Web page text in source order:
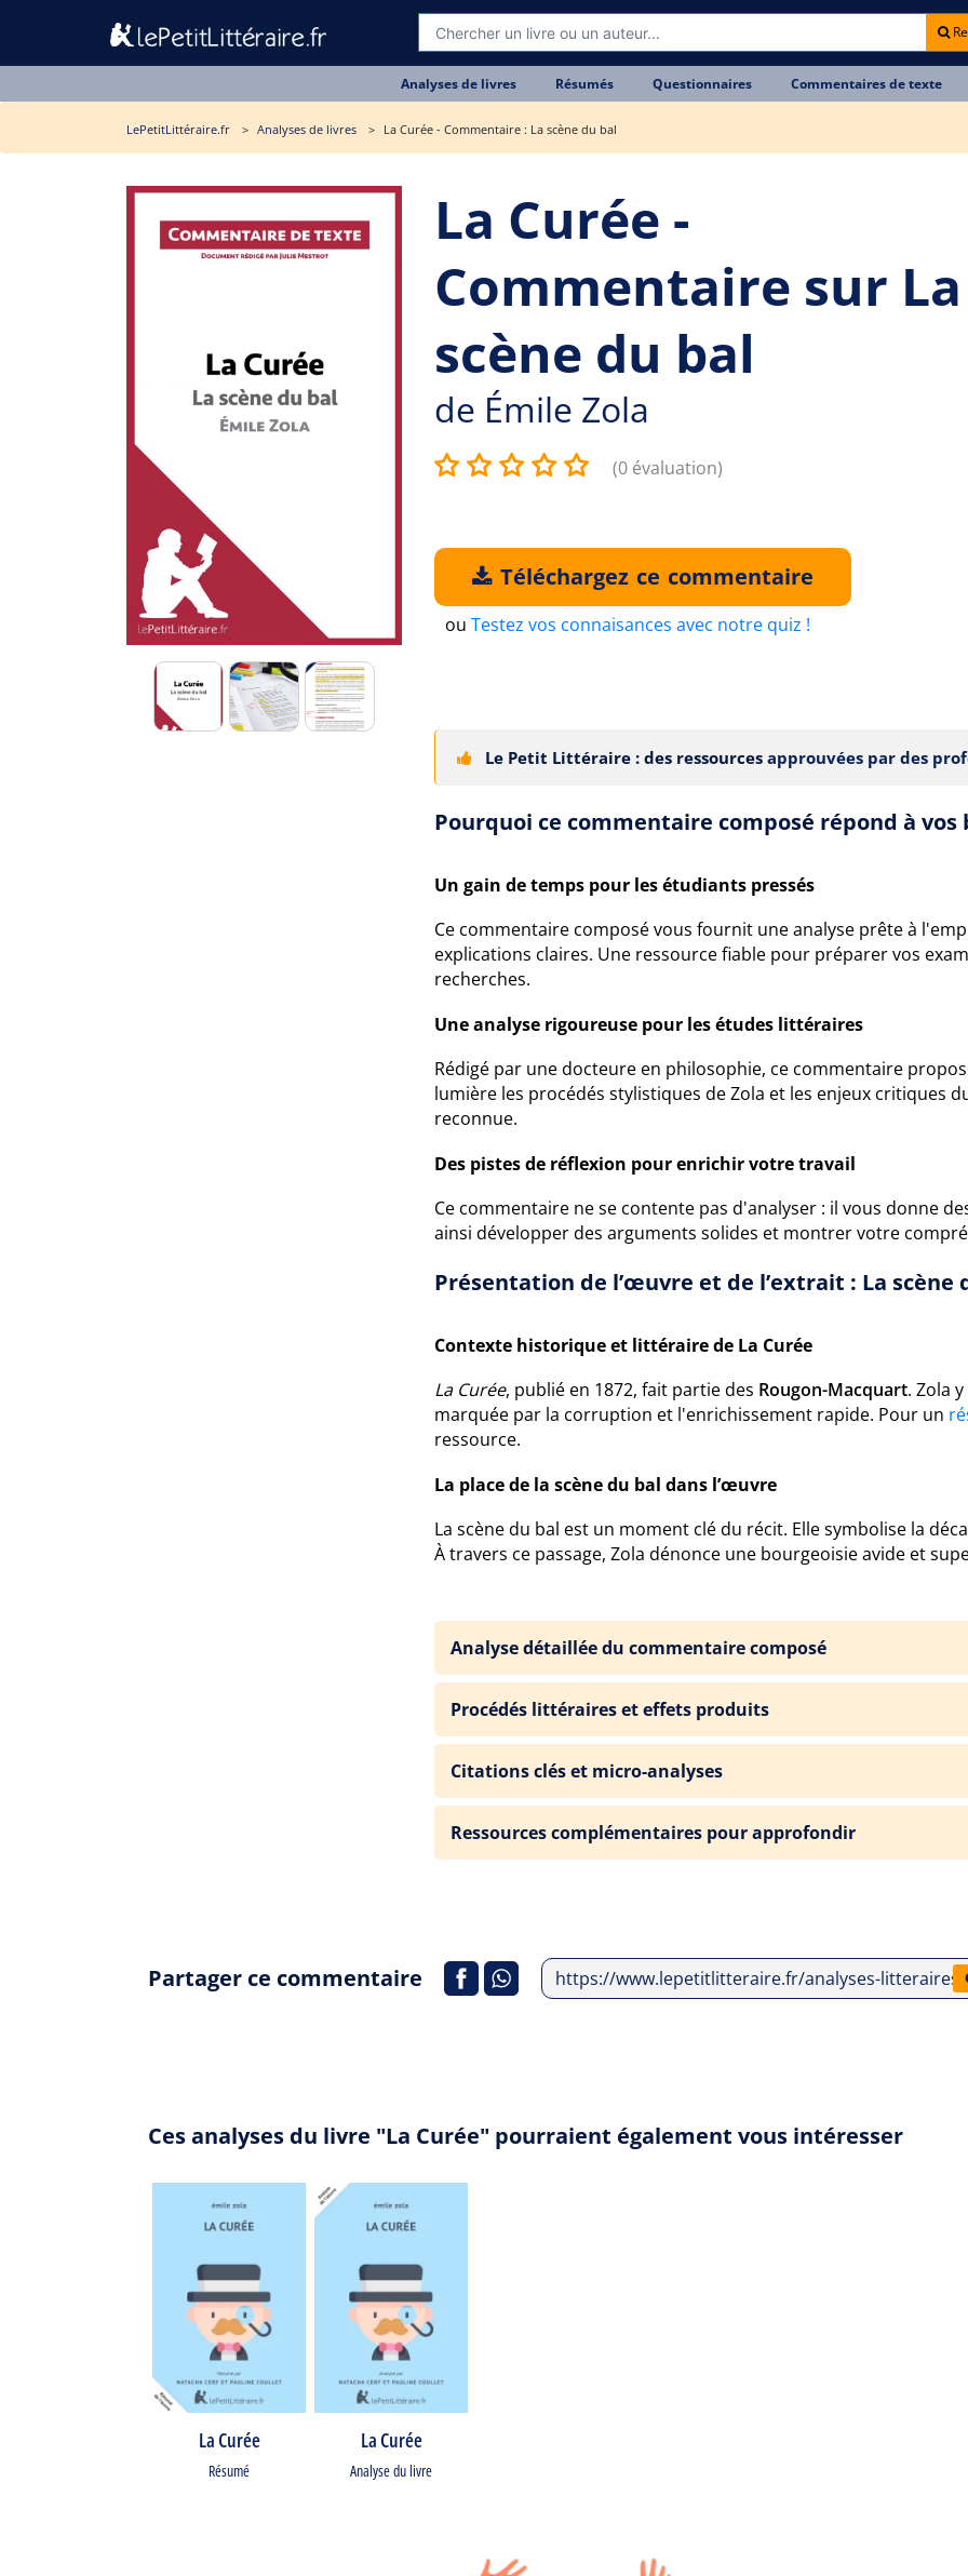
Analyses de livres Résumés Questionnaires Commentaires de texte
LePetitLittéraire.fr Analyses de livres La Curée - Commentaire : La scène du bal
La Curée -
Commentaire sur La
scène du bal
de Émile Zola
(0 évaluation)
Téléchargez ce commentaire
ou Testez vos connaisances avec notre quiz !
Le Petit Littéraire : des ressources approuvées par des
Pourquoi ce commentaire composé répond à vos
Un gain de temps pour les étudiants pressés
Ce commentaire composé vous fournit une analyse prête à
explications claires. Une ressource fiable pour préparer vos
recherches.
Une analyse rigoureuse pour les études littéraires
Rédigé par une docteure en philosophie, ce commentaire
lumière les procédés stylistiques de Zola et les enjeux critiques
reconnue.
Des pistes de réflexion pour enrichir votre travail
Ce commentaire ne se contente pas d'analyser : il vous donne
ainsi développer des arguments solides et montrer votre
Présentation de l’œuvre et de l’extrait : La scène
Contexte historique et littéraire de La Curée
La Curée, publié en 1872, fait partie des Rougon-Macquart. Zola
marquée par la corruption et l'enrichissement rapide. Pour un
ressource.
La place de la scène du bal dans l’œuvre
La scène du bal est un moment clé du récit. Elle symbolise la
À travers ce passage, Zola dénonce une bourgeoisie avide et
Analyse détaillée du commentaire composé
Procédés littéraires et effets produits
Citations clés et micro-analyses
Ressources complémentaires pour approfondir
Partager ce commentaire https://www.lepetitlitteraire.fr/analyses-litteraires/
Ces analyses du livre "La Curée" pourraient également vous intéresser
La Curée
Résumé
La Curée
Analyse du livre